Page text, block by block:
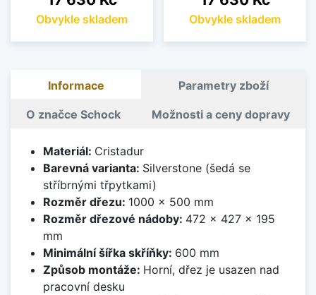
Obvykle skladem Obvykle skladem
Informace Parametry zboží
O značce Schock Možnosti a ceny dopravy
Materiál: Cristadur
Barevná varianta: Silverstone (šedá se
stříbrnými třpytkami)
Rozměr dřezu: 1000 x 500 mm
Rozměr dřezové nádoby: 472 x 427 x 195
mm
Minimální šířka skříňky: 600 mm
Způsob montáže: Horní, dřez je usazen nad
pracovní desku